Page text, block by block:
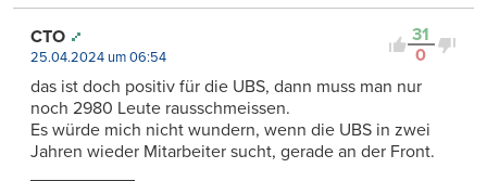
31
0
CTO
25.04.2024 um 06:54
das ist doch positiv für die UBS, dann muss man nur
noch 2980 Leute rausschmeissen.
Es würde mich nicht wundern, wenn die UBS in zwei
Jahren wieder Mitarbeiter sucht, gerade an der Front.